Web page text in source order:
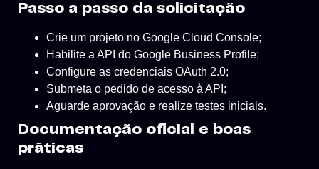
Passo a passo da solicitação
Crie um projeto no Google Cloud Console;
Habilite a API do Google Business Profile;
Configure as credenciais OAuth 2.0;
Submeta o pedido de acesso à API;
Aguarde aprovação e realize testes iniciais.
Documentação oficial e boas
práticas